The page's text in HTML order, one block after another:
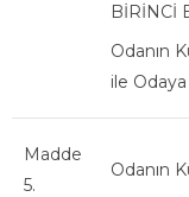
BİRİNCİ
Odanın
ile
Madde
5.
Odanın